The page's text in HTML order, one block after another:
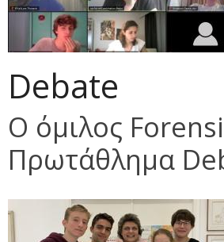
Debate
Ο όμιλος
Πρωτάθλημα